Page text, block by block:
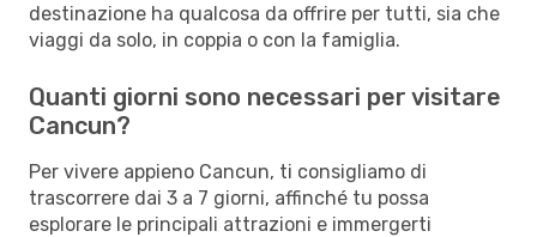
destinazione ha qualcosa da offrire per tutti, sia che
viaggi da solo, in coppia o con la famiglia.
Quanti giorni sono necessari per visitare
Cancun?
Per vivere appieno Cancun, ti consigliamo di
trascorrere dai 3 a 7 giorni, affinché tu possa
esplorare le principali attrazioni e immergerti